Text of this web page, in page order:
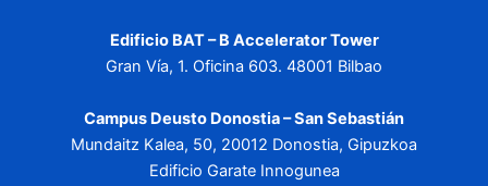
Edificio BAT – B Accelerator Tower
Gran Vía, 1. Oficina 603. 48001 Bilbao
Campus Deusto Donostia – San Sebastián
Mundaitz Kalea, 50, 20012 Donostia, Gipuzkoa
Edificio Garate Innogunea